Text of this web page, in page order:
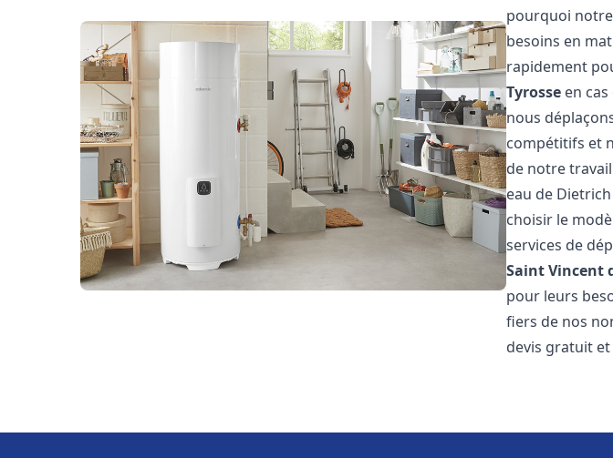
pourquoi
besoins en
rapidement
Tyrosse en
nous
compétitifs et
de notre
eau de
choisir le
services de
Saint Vincent
pour leurs
fiers de nos
devis gratuit